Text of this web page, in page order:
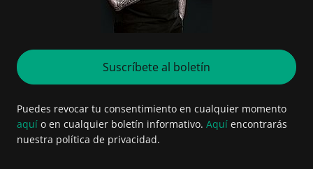
Suscríbete al boletín
Puedes revocar tu consentimiento en cualquier momento
aquí o en cualquier boletín informativo. Aquí encontrarás
nuestra política de privacidad.